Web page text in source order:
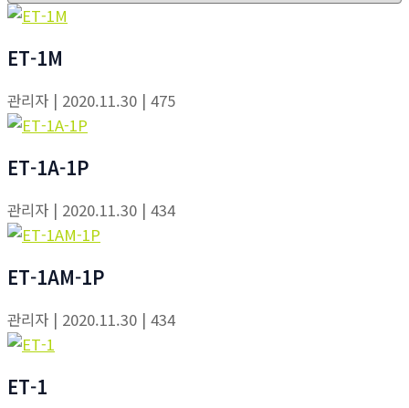
ET-1M
관리자 | 2020.11.30 | 475
ET-1A-1P
관리자 | 2020.11.30 | 434
ET-1AM-1P
관리자 | 2020.11.30 | 434
ET-1